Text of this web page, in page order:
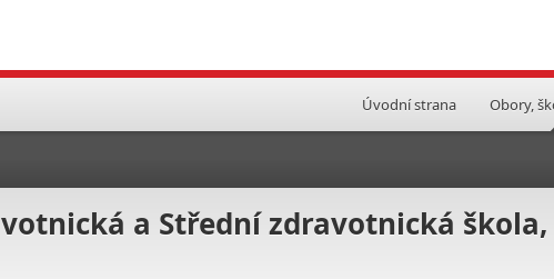
Úvodní strana Obory,
a Střední zdravotnická škola,